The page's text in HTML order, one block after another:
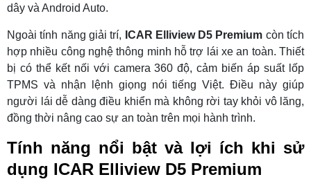
dây và Android Auto.
Ngoài tính năng giải trí, ICAR Elliview D5 Premium còn tích
hợp nhiều công nghệ thông minh hỗ trợ lái xe an toàn. Thiết
bị có thể kết nối với camera 360 độ, cảm biến áp suất lốp
TPMS và nhận lệnh giọng nói tiếng Việt. Điều này giúp
người lái dễ dàng điều khiển mà không rời tay khỏi vô lăng,
đồng thời nâng cao sự an toàn trên mọi hành trình.
Tính năng nổi bật và lợi ích khi sử
dụng ICAR Elliview D5 Premium